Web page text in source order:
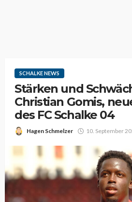
SCHALKE NEWS
Stärken und
Christian Gomis,
des FC Schalke 04
Hagen Schmelzer 10. September